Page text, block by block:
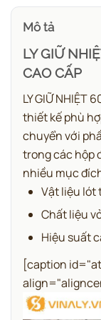
Mô tả
LY GIỮ
CAO CẤP
LY GIỮ NHIỆT
thiết kế phù
chuyển với
trong các hộp
nhiều mục
Vật liệu lót
Chất liệu
Hiệu suất
[caption